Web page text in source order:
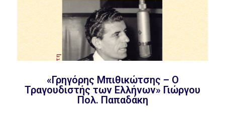
«Γρηγόρης Μπιθικώτσης – Ο
Τραγουδιστής των Ελλήνων» Γιώργου
Πολ. Παπαδάκη